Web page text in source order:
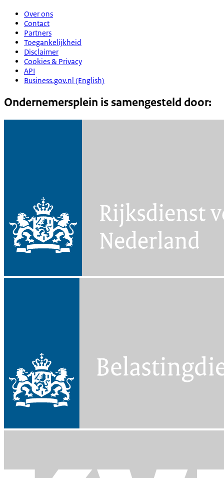
Over ons
Contact
Partners
Toegankelijkheid
Disclaimer
Cookies & Privacy
API
Business.gov.nl (English)
Ondernemersplein is samengesteld door: